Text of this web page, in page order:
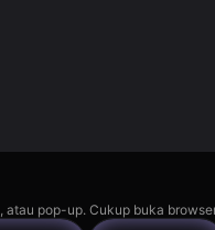
pop-up. Cukup buka